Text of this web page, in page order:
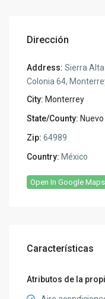
Dirección
Address: Sierra
Colonia 64,
City: Monterrey
State/County:
Zip: 64989
Country: México
Open In Google Maps
Características
Atributos de la